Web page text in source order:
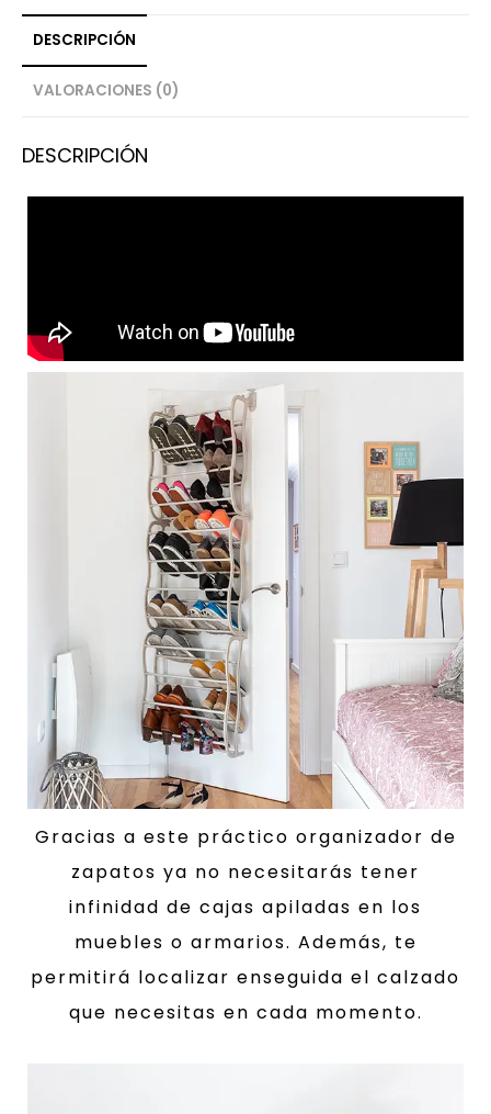
DESCRIPCIÓN
VALORACIONES (0)
DESCRIPCIÓN
Gracias a este práctico organizador de
zapatos ya no necesitarás tener
infinidad de cajas apiladas en los
muebles o armarios. Además, te
permitirá localizar enseguida el calzado
que necesitas en cada momento.